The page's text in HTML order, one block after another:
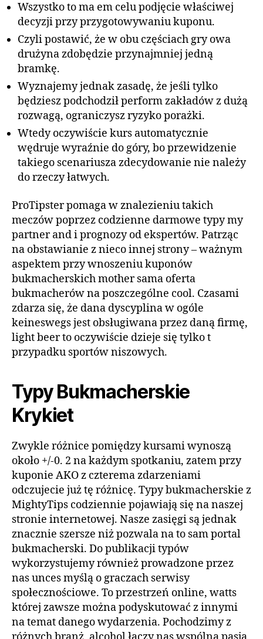
Wszystko to ma em celu podjęcie właściwej
decyzji przy przygotowywaniu kuponu.
Czyli postawić, że w obu częściach gry owa
drużyna zdobędzie przynajmniej jedną
bramkę.
Wyznajemy jednak zasadę, że jeśli tylko
będziesz podchodził perform zakładów z dużą
rozwagą, ograniczysz ryzyko porażki.
Wtedy oczywiście kurs automatycznie
wędruje wyraźnie do góry, bo przewidzenie
takiego scenariusza zdecydowanie nie należy
do rzeczy łatwych.
ProTipster pomaga w znalezieniu takich
meczów poprzez codzienne darmowe typy my
partner and i prognozy od ekspertów. Patrząc
na obstawianie z nieco innej strony – ważnym
aspektem przy wnoszeniu kuponów
bukmacherskich mother sama oferta
bukmacherów na poszczególne cool. Czasami
zdarza się, że dana dyscyplina w ogóle
keineswegs jest obsługiwana przez daną firmę,
light beer to oczywiście dzieje się tylko t
przypadku sportów niszowych.
Typy Bukmacherskie
Krykiet
Zwykle różnice pomiędzy kursami wynoszą
około +/-0. 2 na każdym spotkaniu, zatem przy
kuponie AKO z czterema zdarzeniami
odczujecie już tę różnicę. Typy bukmacherskie z
MightyTips codziennie pojawiają się na naszej
stronie internetowej. Nasze zasięgi są jednak
znacznie szersze niż pozwala na to sam portal
bukmacherski. Do publikacji typów
wykorzystujemy również prowadzone przez
nas unces myślą o graczach serwisy
społecznościowe. To przestrzeń online, watts
której zawsze można podyskutować z innymi
na temat danego wydarzenia. Pochodzimy z